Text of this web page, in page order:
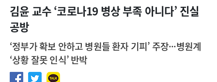
[이대목동병원] 하반기 전공의(레지던트1년차) 모집
[서울아산병원] 2026년 하반기 인턴 모집
[영남대학교의료원] 마취통증의학과 임기제 임상의사 채용
김윤 교수 ‘코로나19 병상 부족 아니다’ 진실
공방
‘정부가 확보 안하고 병원들 환자 기피’ 주장···병원계
‘상황 잘못 인식’ 반박